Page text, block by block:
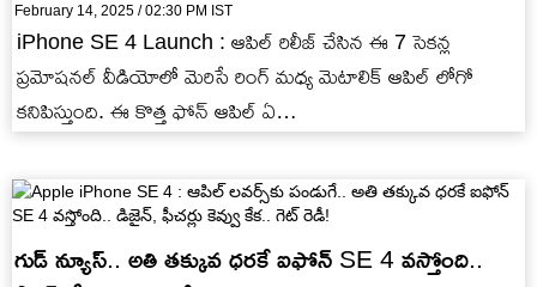
February 14, 2025 / 02:30 PM IST
iPhone SE 4 Launch : ఆపిల్ రిలీజ్ చేసిన ఈ 7 సెకన్ల
ప్రమోషనల్ వీడియోలో మెరిసే రింగ్ మధ్య మెటాలిక్ ఆపిల్ లోగో
కనిపిస్తుంది. ఈ కొత్త ఫోన్ ఆపిల్ ఏ…
గుడ్ న్యూస్.. అతి తక్కువ ధరకే ఐఫోన్ SE 4 వస్తోంది..